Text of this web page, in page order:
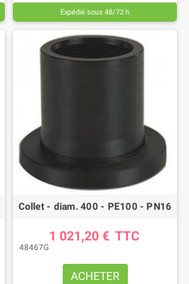
Expédié sous 48/72 h
Collet - diam. 400 - PE100 - PN16
1 021,20 € TTC
48467G
ACHETER